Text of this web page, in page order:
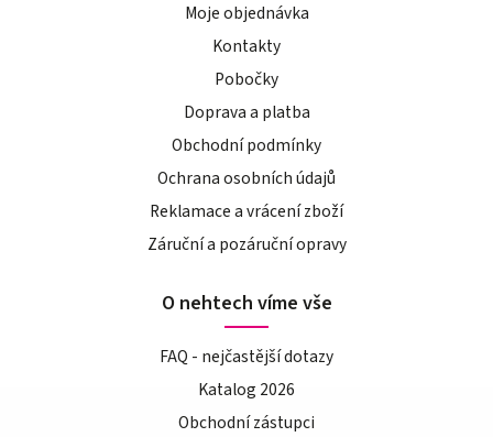
Moje objednávka
Kontakty
Pobočky
Doprava a platba
Obchodní podmínky
Ochrana osobních údajů
Reklamace a vrácení zboží
Záruční a pozáruční opravy
O nehtech víme vše
FAQ - nejčastější dotazy
Katalog 2026
Obchodní zástupci